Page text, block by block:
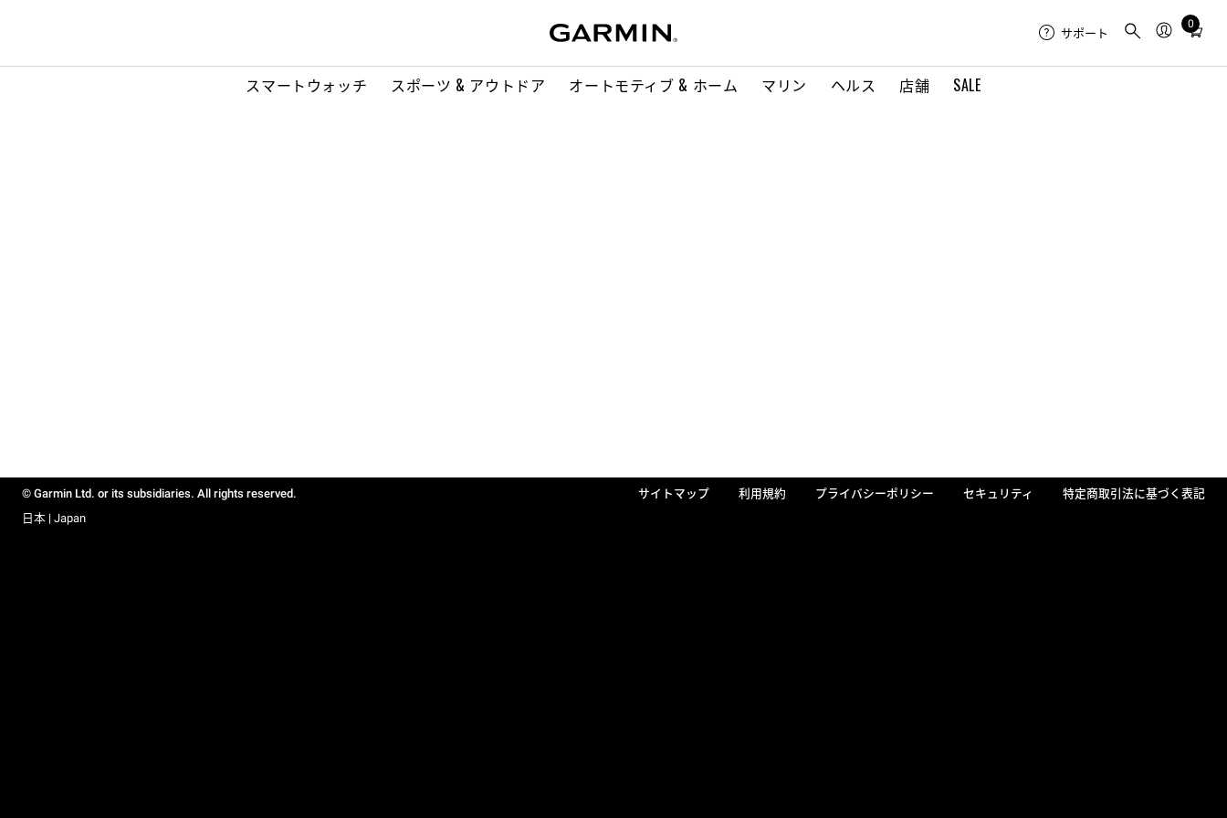
スマートウォッチ スポーツ & アウトドア オートモティブ & ホーム マリン ヘルス 店舗 SALE
サポート
0
Total
in
© Garmin Ltd. or its subsidiaries. All rights reserved. サイトマップ 利用規約 プライバシーポリシー セキュリティ
特定商取引法に基づく表記
日本 | Japan